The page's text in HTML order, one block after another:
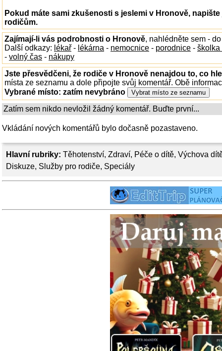
Hlavní rubriky: Těhotenství, Zdraví, Péče o dítě, Výchova
Diskuze, Služby pro rodiče, Speciály
Pokud máte sami zkušenosti s jeslemi v Hronově,
rodičům.
Zajímají-li vás podrobnosti o Hronově, nahlédněte sem -
Další odkazy: lékař - lékárna - nemocnice - porodnice - školka
- volný čas - nákupy
Jste přesvědčeni, že rodiče v Hronově nenajdou to, co
místa ze seznamu a dole připojte svůj komentář. Obě
Vybrané místo: zatím nevybráno
Zatím sem nikdo nevložil žádný komentář. Buďte první...
Vkládání nových komentářů bylo dočasně pozastaveno.